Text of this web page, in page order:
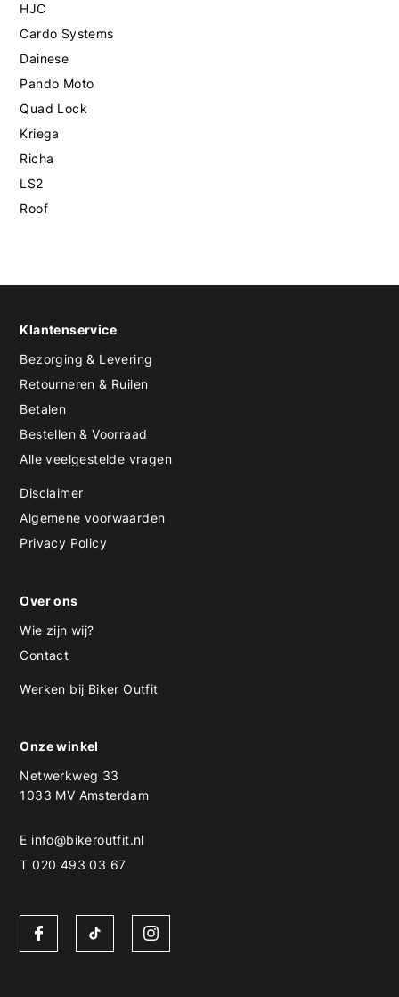
HJC
Cardo Systems
Dainese
Pando Moto
Quad Lock
Kriega
Richa
LS2
Roof
Klantenservice
Bezorging & Levering
Retourneren & Ruilen
Betalen
Bestellen & Voorraad
Alle veelgestelde vragen
Disclaimer
Algemene voorwaarden
Privacy Policy
Over ons
Wie zijn wij?
Contact
Werken bij Biker Outfit
Onze winkel
Netwerkweg 33
1033 MV Amsterdam
E info@bikeroutfit.nl
T 020 493 03 67